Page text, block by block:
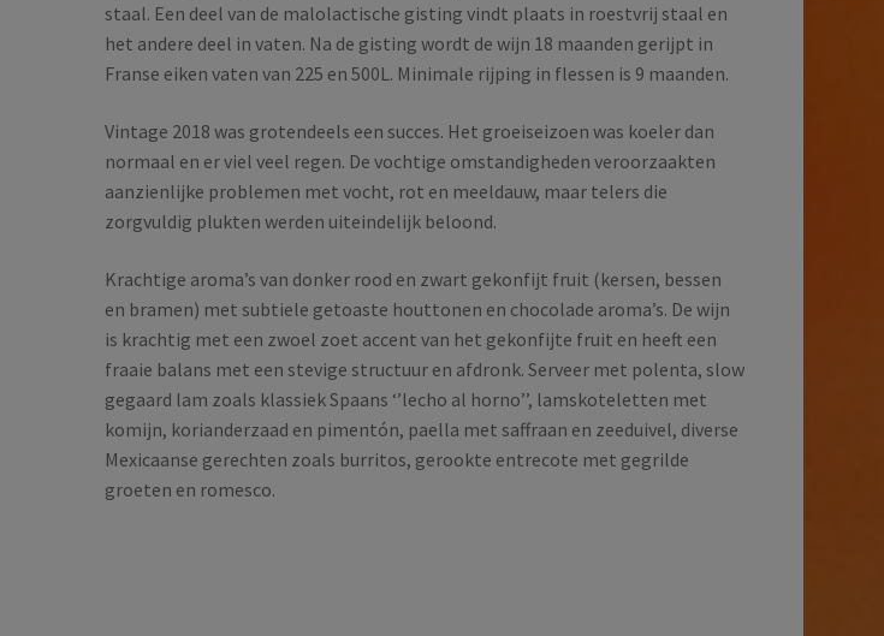
staal. Een deel van de malolactische gisting vindt plaats in roestvrij staal en
het andere deel in vaten. Na de gisting wordt de wijn 18 maanden gerijpt in
Franse eiken vaten van 225 en 500L. Minimale rijping in flessen is 9 maanden.
Vintage 2018 was grotendeels een succes. Het groeiseizoen was koeler dan
normaal en er viel veel regen. De vochtige omstandigheden veroorzaakten
aanzienlijke problemen met vocht, rot en meeldauw, maar telers die
zorgvuldig plukten werden uiteindelijk beloond.
Krachtige aroma’s van donker rood en zwart gekonfijt fruit (kersen, bessen
en bramen) met subtiele getoaste houttonen en chocolade aroma’s. De wijn
is krachtig met een zwoel zoet accent van het gekonfijte fruit en heeft een
fraaie balans met een stevige structuur en afdronk. Serveer met polenta, slow
gegaard lam zoals klassiek Spaans ‘’lecho al horno’’, lamskoteletten met
komijn, korianderzaad en pimentón, paella met saffraan en zeeduivel, diverse
Mexicaanse gerechten zoals burritos, gerookte entrecote met gegrilde
groeten en romesco.